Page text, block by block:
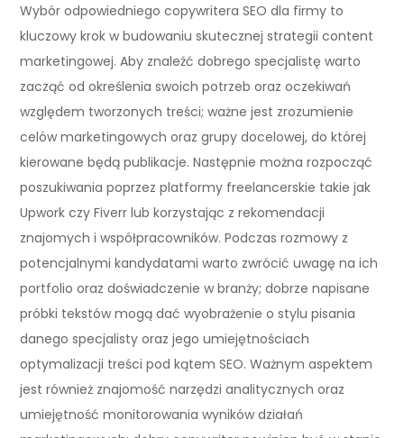
Wybór odpowiedniego copywritera SEO dla firmy to
kluczowy krok w budowaniu skutecznej strategii content
marketingowej. Aby znaleźć dobrego specjalistę warto
zacząć od określenia swoich potrzeb oraz oczekiwań
względem tworzonych treści; ważne jest zrozumienie
celów marketingowych oraz grupy docelowej, do której
kierowane będą publikacje. Następnie można rozpocząć
poszukiwania poprzez platformy freelancerskie takie jak
Upwork czy Fiverr lub korzystając z rekomendacji
znajomych i współpracowników. Podczas rozmowy z
potencjalnymi kandydatami warto zwrócić uwagę na ich
portfolio oraz doświadczenie w branży; dobrze napisane
próbki tekstów mogą dać wyobrażenie o stylu pisania
danego specjalisty oraz jego umiejętnościach
optymalizacji treści pod kątem SEO. Ważnym aspektem
jest również znajomość narzędzi analitycznych oraz
umiejętność monitorowania wyników działań